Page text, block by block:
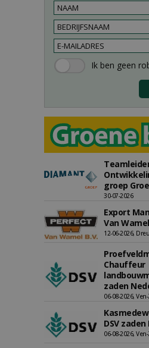
groep
30-07-2026
Export
Van
12-06-2026,
Chauffeur
zaden
06-08-2026,
DSV
06-08-2026,